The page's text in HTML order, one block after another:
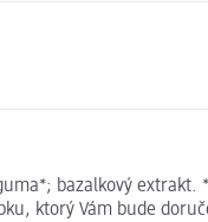
bazalkový
ktorý Vám bude